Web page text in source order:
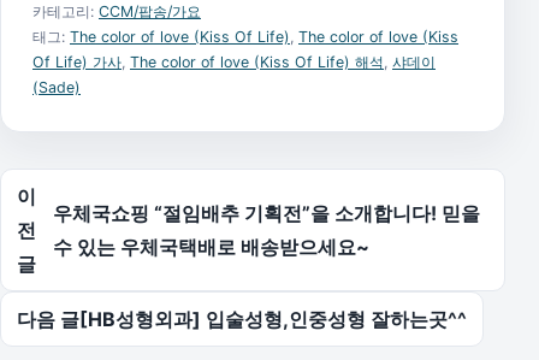
카테고리: CCM/팝송/가요
태그: The color of love (Kiss Of Life) The color of love (Kiss
Of Life) 가사 The color of love (Kiss Of Life) 해석 샤데이
(Sade)
글 탐색
이
전
글
우체국쇼핑 “절임배추 기획전”을 소개합니다! 믿을
수 있는 우체국택배로 배송받으세요~
다음 글[HB성형외과] 입술성형,인중성형 잘하는곳^^